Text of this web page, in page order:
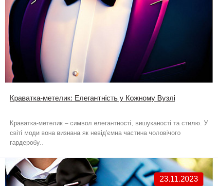
Краватка-метелик: Елегантність у Кожному Вузлі
Краватка-метелик – символ елегантності, вишуканості та стилю. У
світі моди вона визнана як невід'ємна частина чоловічого
гардеробу..
23.11.2023